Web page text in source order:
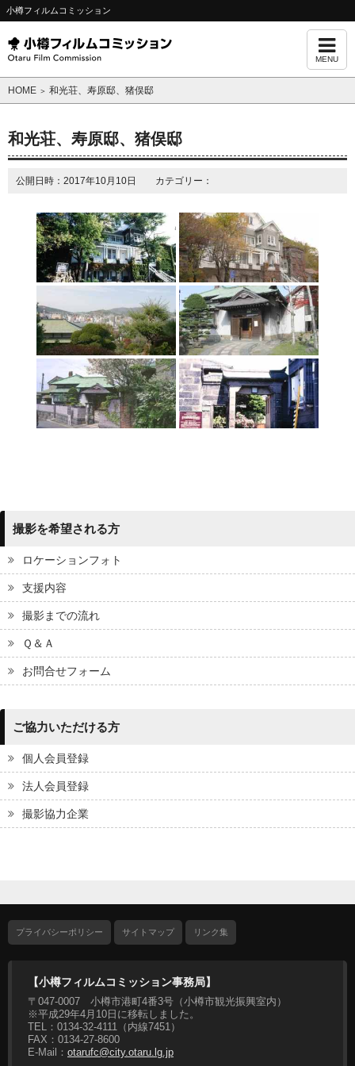
小樽フィルムコミッション
MENU
HOME ＞ 和光荘、寿原邸、猪俣邸
和光荘、寿原邸、猪俣邸
公開日時：2017年10月10日 カテゴリー：
撮影を希望される方
ロケーションフォト
支援内容
撮影までの流れ
Ｑ＆Ａ
お問合せフォーム
ご協力いただける方
個人会員登録
法人会員登録
撮影協力企業
プライバシーポリシー サイトマップ リンク集
【小樽フィルムコミッション事務局】
〒047-0007 小樽市港町4番3号（小樽市観光振興室内）
※平成29年4月10日に移転しました。
TEL：0134-32-4111（内線7451）
FAX：0134-27-8600
E-Mail： otarufc@city.otaru.lg.jp